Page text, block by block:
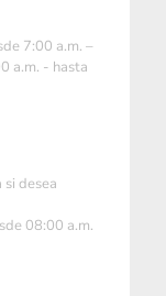
7:00 a.m. –
a.m. - hasta
desea
08:00 a.m.